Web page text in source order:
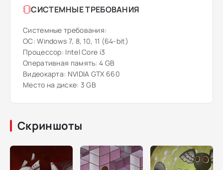
СИСТЕМНЫЕ ТРЕБОВАНИЯ
Системные требования:
ОС: Windows 7, 8, 10, 11 (64-bit)
Процессор: Intel Core i3
Оперативная память: 4 GB
Видеокарта: NVIDIA GTX 660
Место на диске: 3 GB
Скриншоты